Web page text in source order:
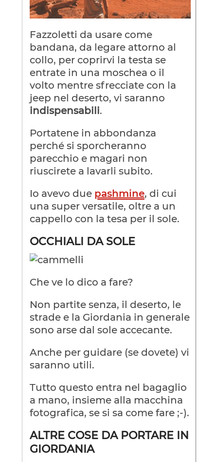
Fazzoletti da usare come
bandana, da legare attorno al
collo, per coprirvi la testa se
entrate in una moschea o il
volto mentre sfrecciate con la
jeep nel deserto, vi saranno
indispensabili.
Portatene in abbondanza
perché si sporcheranno
parecchio e magari non
riuscirete a lavarli subito.
Io avevo due pashmine, di cui
una super versatile, oltre a un
cappello con la tesa per il sole.
OCCHIALI DA SOLE
Che ve lo dico a fare?
Non partite senza, il deserto, le
strade e la Giordania in generale
sono arse dal sole accecante.
Anche per guidare (se dovete) vi
saranno utili.
Tutto questo entra nel bagaglio
a mano, insieme alla macchina
fotografica, se si sa come fare ;-).
ALTRE COSE DA PORTARE IN
GIORDANIA